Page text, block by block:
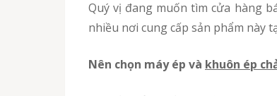
Quý vị đang muốn tìm cửa hàng bán khuôn ép cá chả bằng inox giá rẻ, chất lượng mà chưa biết nên tìm ở đâu? Bạn đang băn khoăn vì có quá
nhiều nơi cung cấp sản phẩm này
Nên chọn máy ép và khuôn ép